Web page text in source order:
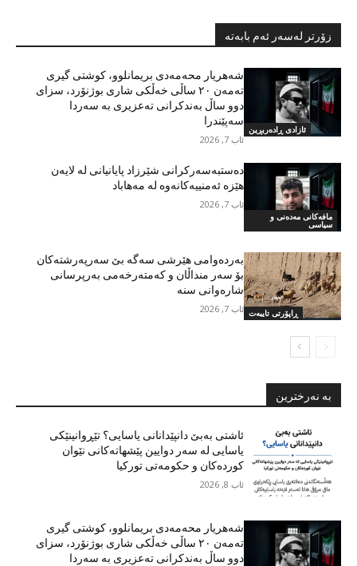
زۆرتر لەسەر ئەم بابەتە
ئازادی ڕادەربڕین
شەهریار محەمەدی بریمانلوو، کوشتی گیری
تەمەن ٢٠ ساڵی خەڵکی شاری بوژنۆرد، سزای
دوو ساڵ بەندکرانی تەعزیری بە سەردا
سەپێندرا
ئاب 7, 2026
مافەکانی مەدەنی و
سیاسی
دەستبەسەرکرانی شێرزاد پایانیانی لە لایەن
هێزە ئەمنییەکانەوە لە مەهاباد
ئاب 7, 2026
ڕاپۆرتی تایبەت
بەردەوامی هێرشی سەگە بێ سەرپەرشتەکان
بۆ سەر منداڵان و کەمتەرخەمی بەرپرسانی
شارەوانی سنە
ئاب 7, 2026
بە نەرخترین
ئاشتی بەبێ دانپێدانانی یاسایی؟ تێڕوانینێکی
یاسایی لە سەر دوایین پێشهاتەکانی نێوان
کوردەکان و حکومەتی تورکیا
ئاب 8, 2026
شەهریار محەمەدی بریمانلوو، کوشتی گیری
تەمەن ٢٠ ساڵی خەڵکی شاری بوژنۆرد، سزای
دوو ساڵ بەندکرانی تەعزیری بە سەردا